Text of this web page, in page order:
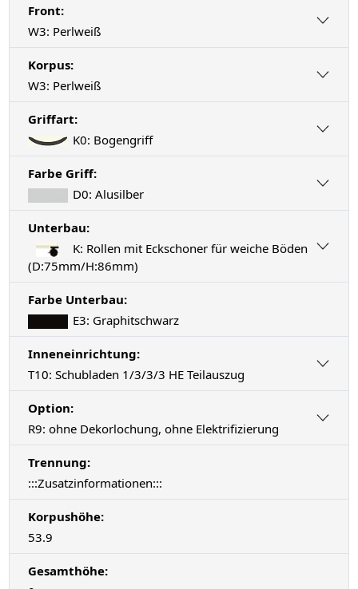
Front:
W3: Perlweiß
Korpus:
W3: Perlweiß
Griffart:
K0: Bogengriff
Farbe Griff:
D0: Alusilber
Unterbau:
K: Rollen mit Eckschoner für weiche Böden
(D:75mm/H:86mm)
Farbe Unterbau:
E3: Graphitschwarz
Inneneinrichtung:
T10: Schubladen 1/3/3/3 HE Teilauszug
Option:
R9: ohne Dekorlochung, ohne Elektrifizierung
Trennung:
:::Zusatzinformationen:::
Korpushöhe:
53.9
Gesamthöhe: